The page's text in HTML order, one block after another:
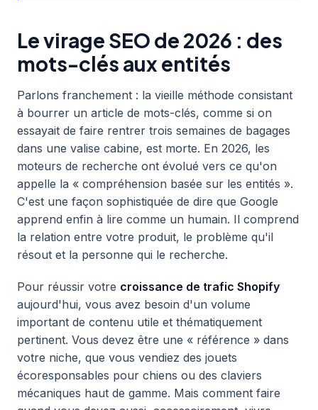
Le virage SEO de 2026 : des
mots-clés aux entités
Parlons franchement : la vieille méthode consistant
à bourrer un article de mots-clés, comme si on
essayait de faire rentrer trois semaines de bagages
dans une valise cabine, est morte. En 2026, les
moteurs de recherche ont évolué vers ce qu'on
appelle la « compréhension basée sur les entités ».
C'est une façon sophistiquée de dire que Google
apprend enfin à lire comme un humain. Il comprend
la relation entre votre produit, le problème qu'il
résout et la personne qui le recherche.
Pour réussir votre croissance de trafic Shopify
aujourd'hui, vous avez besoin d'un volume
important de contenu utile et thématiquement
pertinent. Vous devez être une « référence » dans
votre niche, que vous vendiez des jouets
écoresponsables pour chiens ou des claviers
mécaniques haut de gamme. Mais comment faire